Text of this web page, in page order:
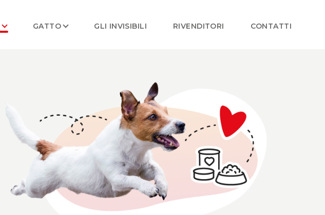
GATTO GLI INVISIBILI RIVENDITORI CONTATTI